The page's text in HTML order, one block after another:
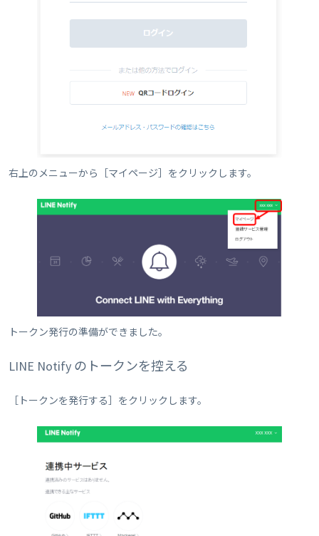
右上のメニューから［マイページ］をクリックします。
トークン発行の準備ができました。
LINE Notify のトークンを控える
［トークンを発行する］をクリックします。